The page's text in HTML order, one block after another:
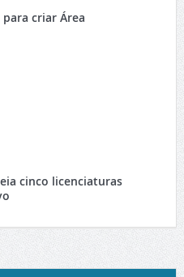
para criar Área
cinco licenciaturas